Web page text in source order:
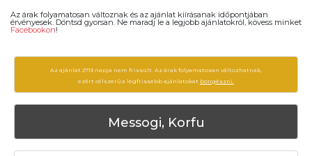
Az árak folyamatosan változnak és az ajánlat kiírásanak időpontjában
érvényesek. Döntsd gyorsan. Ne maradj le a legjobb ajánlatokról, kövess minket
Facebookon!
Az ajánlat 2713 napja nem frissült. Az árak folyamatosan változhatnak,
ezért célszerű a legfrissebb ajánlatokat böngészni.
Messogi, Korfu